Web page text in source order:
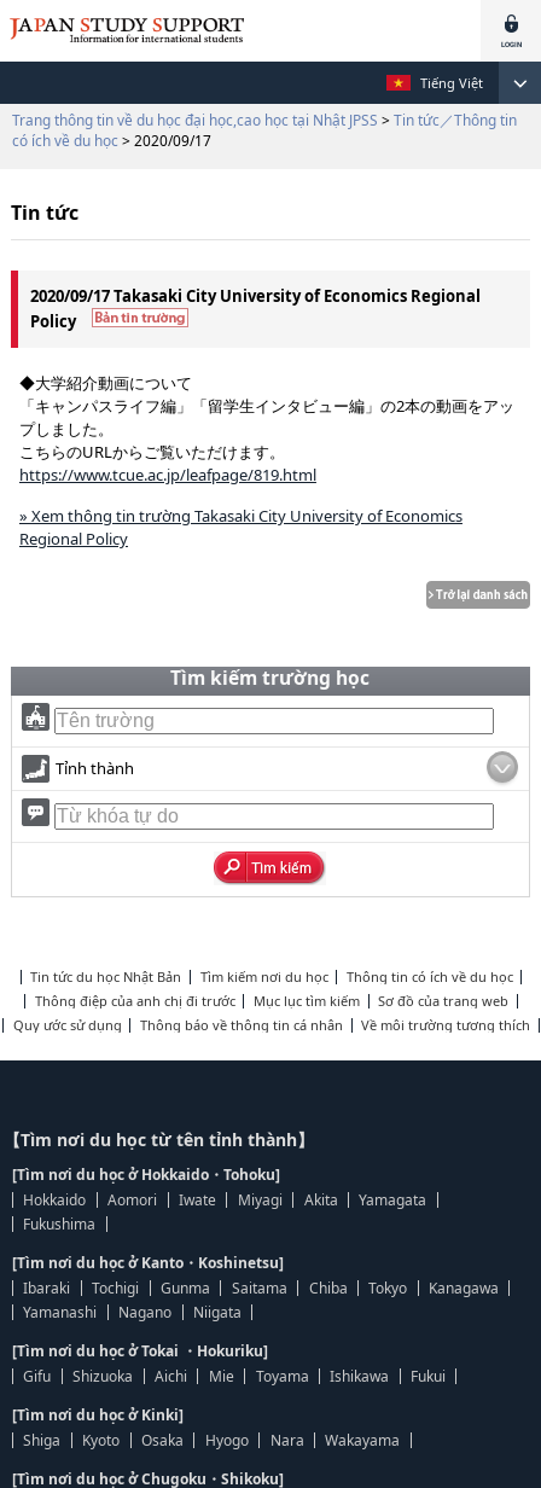
Tiếng Việt
Trang thông tin về du học đại học,cao học tại Nhật JPSS > Tin tức／Thông tin
có ích về du học > 2020/09/17
Tin tức
2020/09/17 Takasaki City University of Economics Regional
Policy
◆大学紹介動画について
「キャンパスライフ編」「留学生インタビュー編」の2本の動画をアッ
プしました。
こちらのURLからご覧いただけます。
https://www.tcue.ac.jp/leafpage/819.html
» Xem thông tin trường Takasaki City University of Economics
Regional Policy
Tìm kiếm trường học
Tỉnh thành
Tin tức du học Nhật Bản Tìm kiếm nơi du học
Thông tin có ích về du học
Thông điệp của anh chị đi trước
Mục lục tìm kiếm
Sơ đồ của trang web
Quy ước sử dụng
Thông báo về thông tin cá nhân Về môi trường tương thích
【Tìm nơi du học từ tên tỉnh thành】
[Tìm nơi du học ở Hokkaido・Tohoku]
Hokkaido
Aomori Iwate Miyagi Akita
Yamagata
Fukushima
[Tìm nơi du học ở Kanto・Koshinetsu]
Ibaraki
Tochigi Gunma Saitama Chiba Tokyo
Kanagawa
Yamanashi
Nagano
Niigata
[Tìm nơi du học ở Tokai ・Hokuriku]
Gifu
Shizuoka Aichi Mie Toyama Ishikawa
Fukui
[Tìm nơi du học ở Kinki]
Shiga
Kyoto Osaka Hyogo Nara
Wakayama
[Tìm nơi du học ở Chugoku・Shikoku]